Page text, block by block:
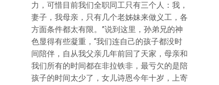
力，可惜目前我们全职同工只有三个人：我，
妻子，我母亲，只有几个老姊妹来做义工，各
方面条件都太有限。”说到这里，孙弟兄的神
色显得有些凝重，“我们连自己的孩子都没时
间陪伴，自从我父亲几年前回了天家，母亲和
我们所有的时间都在非拉铁非，最亏欠的是陪
孩子的时间太少了，女儿诗恩今年十岁，上寄